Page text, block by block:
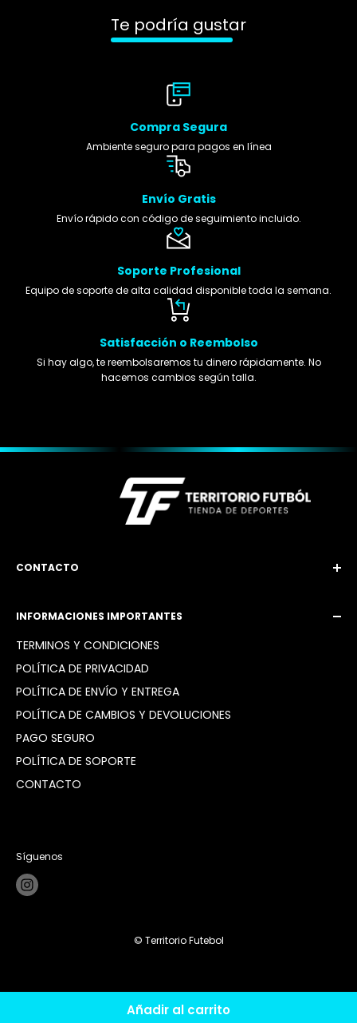
Añadir al carrito
Te podría gustar
Compra Segura
Ambiente seguro para pagos en línea
Envío Gratis
Envío rápido con código de seguimiento incluido.
Soporte Profesional
Equipo de soporte de alta calidad disponible toda la semana.
Satisfacción o Reembolso
Si hay algo, te reembolsaremos tu dinero rápidamente. No
hacemos cambios según talla.
CONTACTO
Instagram: @territoriofutbol2_
INFORMACIONES IMPORTANTES
TÉRMINOS Y CONDICIONES
POLÍTICA DE PRIVACIDAD
POLÍTICA DE ENVÍO Y ENTREGA
POLÍTICA DE CAMBIOS Y DEVOLUCIONES
PAGO SEGURO
POLÍTICA DE SOPORTE
CONTACTO
Síguenos
© Territorio Futebol